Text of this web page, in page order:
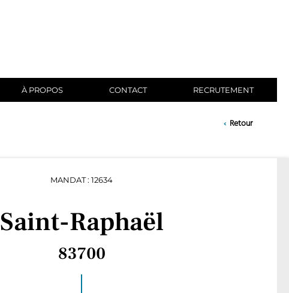
À PROPOS CONTACT RECRUTEMENT
‹ Retour
MANDAT : 12634
Saint-Raphaël
83700